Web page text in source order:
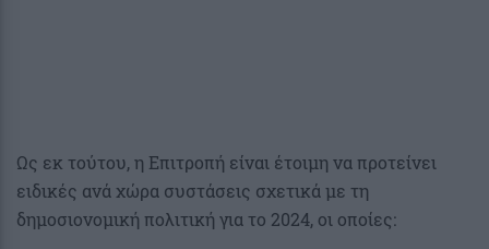
Ως εκ τούτου, η Επιτροπή είναι έτοιμη να προτείνει
ειδικές ανά χώρα συστάσεις σχετικά με τη
δημοσιονομική πολιτική για το 2024, οι οποίες: